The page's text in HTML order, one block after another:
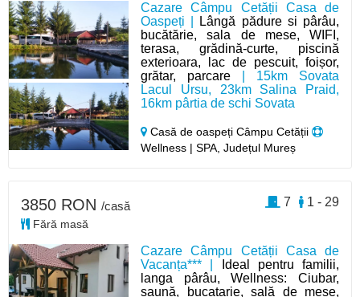
Cazare Câmpu Cetății Casa de
Oaspeți |
Lângă pădure si pârâu,
bucătărie, sala de mese, WIFI,
terasa, grădină-curte, piscină
exterioara, lac de pescuit, foișor,
grătar, parcare | 15km Sovata
Lacul Ursu, 23km Salina Praid,
16km pârtia de schi Sovata
Casă de oaspeți Câmpu Cetății
Wellness | SPA, Județul Mureș
Cazare Câmpu Cetății Casa de
Vacanța*** |
Ideal pentru familii,
langa pârâu, Wellness: Ciubar,
saună, bucatarie, sală de mese,
3850 RON /casă
Fără masă
1 - 29
7